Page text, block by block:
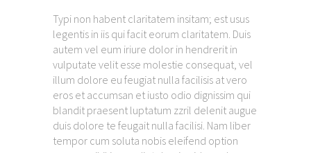
Typi non habent claritatem insitam; est usus
legentis in iis qui facit eorum claritatem. Duis
autem vel eum iriure dolor in hendrerit in
vulputate velit esse molestie consequat, vel
illum dolore eu feugiat nulla facilisis at vero
eros et accumsan et iusto odio dignissim qui
blandit praesent luptatum zzril delenit augue
duis dolore te feugait nulla facilisi. Nam liber
tempor cum soluta nobis eleifend option